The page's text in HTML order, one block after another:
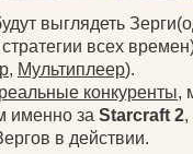
выглядеть
всех
, Мультиплеер).
реальные конкуренты,
именно за Starcraft 2,
в действии.